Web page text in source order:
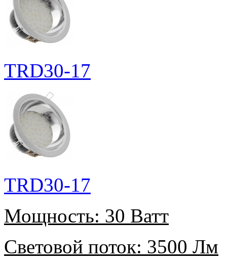
TRD30-17
TRD30-17
Мощность: 30 Ватт
Световой поток: 3500 Лм